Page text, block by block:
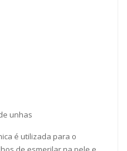
unhas
é utilizada para o